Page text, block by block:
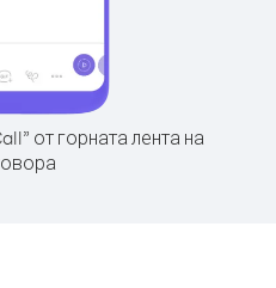
от горната лента на